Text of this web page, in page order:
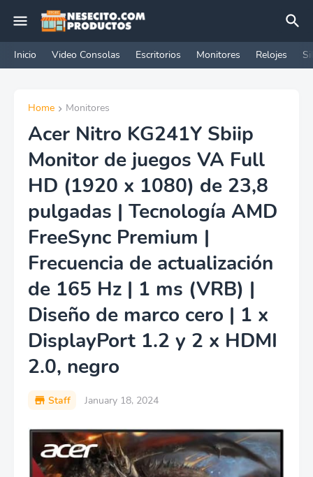
Inicio Video Consolas Escritorios Monitores Relojes
Home Monitores
Acer Nitro KG241Y Sbiip
Monitor de juegos VA Full
HD (1920 x 1080) de 23,8
pulgadas | Tecnología AMD
FreeSync Premium |
Frecuencia de actualización
de 165 Hz | 1 ms (VRB) |
Diseño de marco cero | 1 x
DisplayPort 1.2 y 2 x HDMI
2.0, negro
Staff January 18, 2024